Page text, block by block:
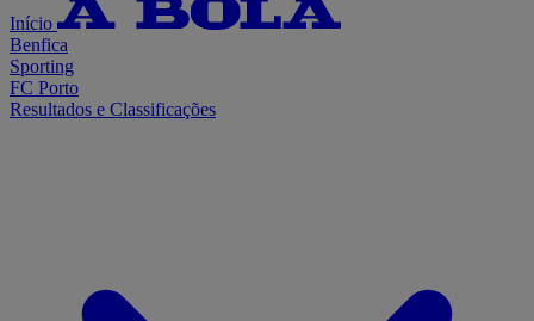
Início
Benfica
Sporting
FC Porto
Resultados e Classificações